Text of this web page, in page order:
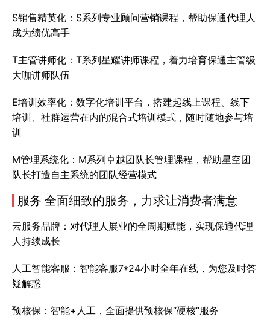
S销售精英化：S系列专业顾问营销课程，帮助保通代理人
成为绩优高手
T主管讲师化：T系列星耀讲师课程，着力培育保通主管级
大咖讲师队伍
E培训效率化：数字化培训平台，搭建起线上课程、线下
培训、社群运营在内的混合式培训模式，随时随地参与培
训
M管理系统化：M系列卓越团队长管理课程，帮助星空团
队长打造自主系统的团队经营模式
服务 全面细致的服务，力求让消费者满意
云服务品牌：对代理人展业的全周期赋能，实现保通代理
人持续成长
人工智能客服：智能客服7*24小时全年在线，为您及时答
疑解惑
预核保：智能+人工，全面提供预核保“硬核”服务